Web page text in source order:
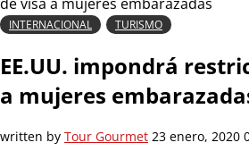
INTERNACIONAL TURISMO
EE.UU. impondrá
a mujeres
written by Tour Gourmet 23 enero, 2020